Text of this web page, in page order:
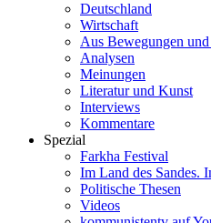
Deutschland
Wirtschaft
Aus Bewegungen und
Analysen
Meinungen
Literatur und Kunst
Interviews
Kommentare
Spezial
Farkha Festival
Im Land des Sandes.
Politische Thesen
Videos